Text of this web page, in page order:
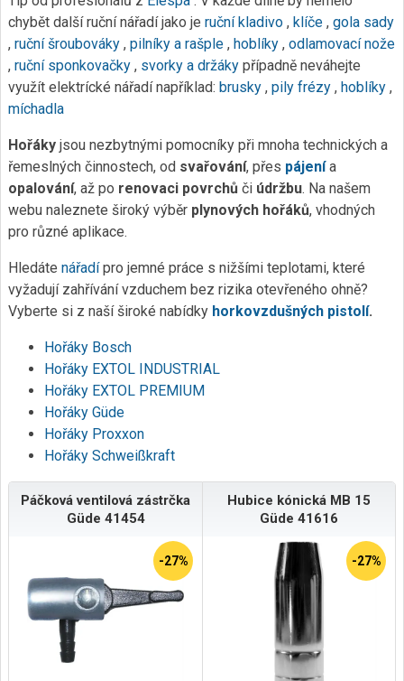
chybět další ruční nářadí jako je ruční kladivo , klíče , gola sady
, ruční šroubováky , pilníky a rašple , hoblíky , odlamovací nože
, ruční sponkovačky , svorky a držáky případně neváhejte
využít elektrícké nářadí například: brusky , pily frézy , hoblíky ,
míchadla
Hořáky jsou nezbytnými pomocníky při mnoha technických a
řemeslných činnostech, od svařování, přes pájenía
opalování, až po renovaci povrchů či údržbu. Na našem
webu naleznete široký výběr plynových hořáků, vhodných
pro různé aplikace.
Hledáte nářadípro jemné práce s nižšími teplotami, které
vyžadují zahřívání vzduchem bez rizika otevřeného ohně?
Vyberte si z naší široké nabídky horkovzdušných pistolí.
Hořáky Bosch
Hořáky EXTOL INDUSTRIAL
Hořáky EXTOL PREMIUM
Hořáky Güde
Hořáky Proxxon
Hořáky Schweißkraft
Páčková ventilová zástrčka
Güde 41454
-27%
Hubice kónická MB 15
Güde 41616
-27%